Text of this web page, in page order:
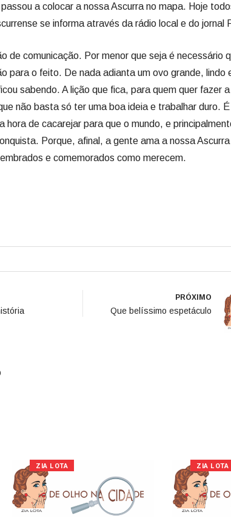
a colocar a nossa Ascurra no mapa. Hoje
se informa através da rádio local e do jornal
de comunicação. Por menor que seja é necessário
para o feito. De nada adianta um ovo grande, lindo
sabendo. A lição que fica, para quem quer fazer
não basta só ter uma boa ideia e trabalhar duro.
hora de cacarejar para que o mundo, e
Porque, afinal, a gente ama a nossa
e comemorados como merecem.
PRÓXIMO
Que belíssimo espetáculo
ZIA LOTA ZIA LOTA